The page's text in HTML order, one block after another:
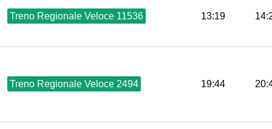
Treno Regionale Veloce 11536 13:19
Treno Regionale Veloce 2494 19:44